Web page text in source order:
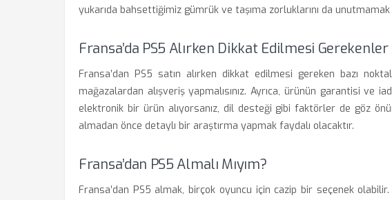
yukarıda bahsettiğimiz gümrük ve taşıma zorluklarını da
Fransa’da PS5 Alırken Dikkat Edilmesi Gerekenler
Fransa’dan PS5 satın alırken dikkat edilmesi gereken bazı
mağazalardan alışveriş yapmalısınız. Ayrıca, ürünün garantisi ve
elektronik bir ürün alıyorsanız, dil desteği gibi faktörler de göz
almadan önce detaylı bir araştırma yapmak faydalı olacaktır.
Fransa’dan PS5 Almalı Mıyım?
Fransa’dan PS5 almak, birçok oyuncu için cazip bir seçenek